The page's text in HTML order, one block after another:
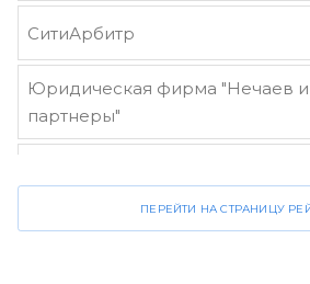
СитиАрбитр
Юридическая фирма "Нечаев и
партнеры"
ПЕРЕЙТИ НА СТРАНИЦУ